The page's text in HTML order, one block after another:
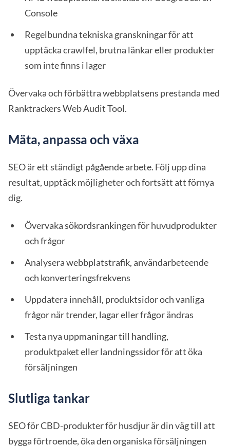
Console
Regelbundna tekniska granskningar för att
upptäcka crawlfel, brutna länkar eller produkter
som inte finns i lager
Övervaka och förbättra webbplatsens prestanda med
Ranktrackers Web Audit Tool.
Mäta, anpassa och växa
SEO är ett ständigt pågående arbete. Följ upp dina
resultat, upptäck möjligheter och fortsätt att förnya
dig.
Övervaka sökordsrankingen för huvudprodukter
och frågor
Analysera webbplatstrafik, användarbeteende
och konverteringsfrekvens
Uppdatera innehåll, produktsidor och vanliga
frågor när trender, lagar eller frågor ändras
Testa nya uppmaningar till handling,
produktpaket eller landningssidor för att öka
försäljningen
Slutliga tankar
SEO för CBD-produkter för husdjur är din väg till att
bygga förtroende, öka den organiska försäljningen